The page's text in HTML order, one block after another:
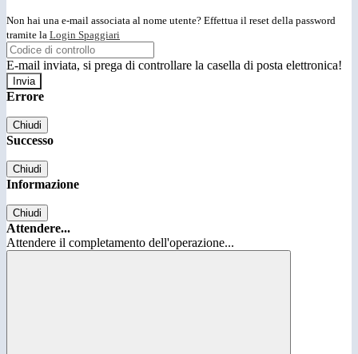
Non hai una e-mail associata al nome utente? Effettua il reset della password
tramite la Login Spaggiari
E-mail inviata, si prega di controllare la casella di posta elettronica!
Errore
Chiudi
Successo
Chiudi
Informazione
Chiudi
Attendere...
Attendere il completamento dell'operazione...